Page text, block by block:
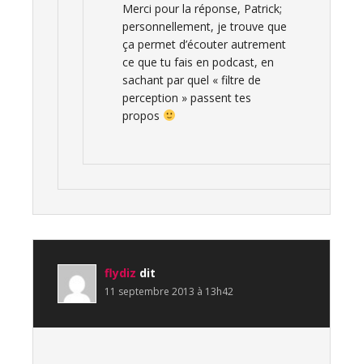
Merci pour la réponse, Patrick;
personnellement, je trouve que
ça permet d’écouter autrement
ce que tu fais en podcast, en
sachant par quel « filtre de
perception » passent tes
propos
flydiz dit
11 septembre 2013 à 13h42